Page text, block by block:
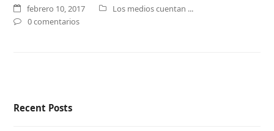
febrero 10, 2017
Los medios cuentan ...
0 comentarios
Recent Posts